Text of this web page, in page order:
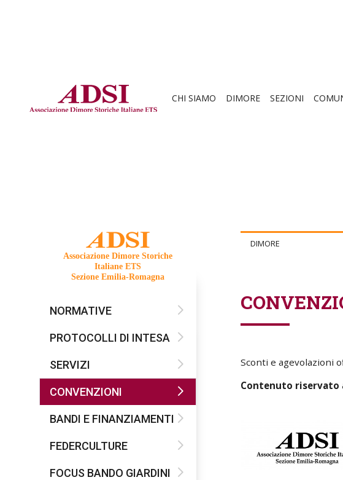
CHI SIAMO DIMORE SEZIONI
Associazione Dimore Storiche
Italiane ETS
Sezione Emilia-Romagna
NORMATIVE
PROTOCOLLI DI INTESA
SERVIZI
CONVENZIONI
BANDI E FINANZIAMENTI
FEDERCULTURE
FOCUS BANDO GIARDINI
DIMORE
Sconti e agevolazioni
Contenuto riservato